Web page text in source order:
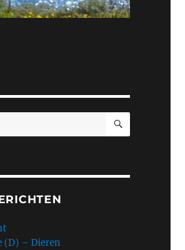
ZOEKEN
(D) – Dieren